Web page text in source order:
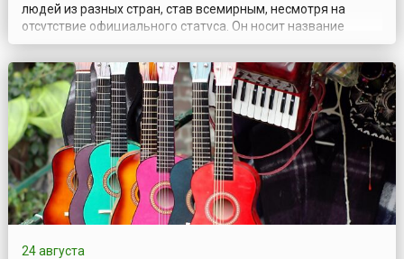
людей из разных стран, став всемирным, несмотря на
отсутствие официального статуса. Он носит название
Всемирный день лени.На первый взгляд, лень – один из
неприятных человеческих пороков. Однако, в случае с
праздником организаторы окрестили его так, конечно же, в
шутку. Речь идёт о совершенн...
24 августа